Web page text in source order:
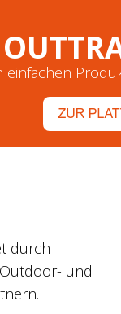
durch
und